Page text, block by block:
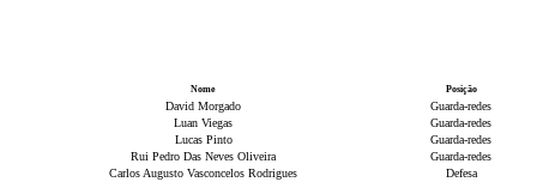
Nome Posição
David Morgado
Guarda-redes
Luan Viegas
Guarda-redes
Lucas Pinto
Guarda-redes
Rui Pedro Das Neves Oliveira
Guarda-redes
Carlos Augusto Vasconcelos Rodrigues
Defesa